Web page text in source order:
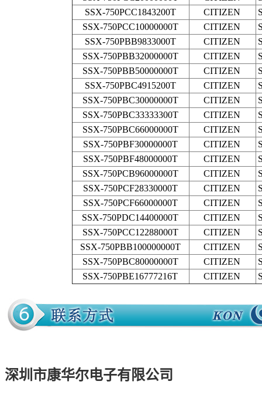
SSX-750PCC1843200T
CITIZEN
SSX-750PCC10000000T
CITIZEN
SSX-750PBB9833000T
CITIZEN
SSX-750PBB32000000T
CITIZEN
SSX-750PBB50000000T
CITIZEN
SSX-750PBC4915200T
CITIZEN
SSX-750PBC30000000T
CITIZEN
SSX-750PBC33333300T
CITIZEN
SSX-750PBC66000000T
CITIZEN
SSX-750PBF30000000T
CITIZEN
SSX-750PBF48000000T
CITIZEN
SSX-750PCB96000000T
CITIZEN
SSX-750PCF28330000T
CITIZEN
SSX-750PCF66000000T
CITIZEN
SSX-750PDC14400000T
CITIZEN
SSX-750PCC12288000T
CITIZEN
SSX-750PBB100000000T
CITIZEN
SSX-750PBC80000000T
CITIZEN
SSX-750PBE16777216T
CITIZEN
深圳市康华尔电子有限公司